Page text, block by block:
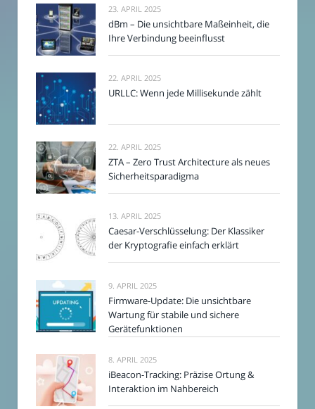
23. APRIL 2025
dBm – Die unsichtbare Maßeinheit, die
Ihre Verbindung beeinflusst
22. APRIL 2025
URLLC: Wenn jede Millisekunde zählt
22. APRIL 2025
ZTA – Zero Trust Architecture als neues
Sicherheitsparadigma
13. APRIL 2025
Caesar-Verschlüsselung: Der Klassiker
der Kryptografie einfach erklärt
9. APRIL 2025
Firmware-Update: Die unsichtbare
Wartung für stabile und sichere
Gerätefunktionen
8. APRIL 2025
iBeacon-Tracking: Präzise Ortung &
Interaktion im Nahbereich